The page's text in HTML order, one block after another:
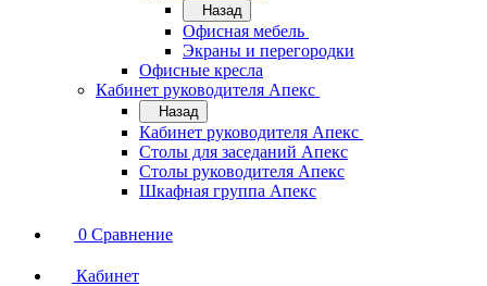
Назад
Офисная мебель
Экраны и перегородки
Офисные кресла
Кабинет руководителя Апекс
Назад
Кабинет руководителя Апекс
Столы для заседаний Апекс
Столы руководителя Апекс
Шкафная группа Апекс
0 Сравнение
Кабинет